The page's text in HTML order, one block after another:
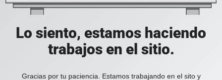
Lo siento, estamos haciendo
trabajos en el sitio.
Gracias por tu paciencia. Estamos trabajando en el sito y